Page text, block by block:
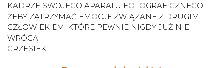
KADRZE SWOJEGO APARATU FOTOGRAFICZNEGO.
ŻEBY ZATRZYMAĆ EMOCJE ZWIĄZANE Z DRUGIM
CZŁOWIEKIEM, KTÓRE PEWNIE NIGDY JUŻ NIE
WRÓCĄ.
GRZESIEK